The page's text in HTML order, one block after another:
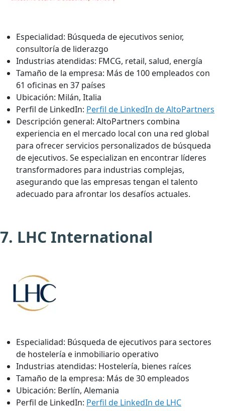
Especialidad: Búsqueda de ejecutivos senior,
consultoría de liderazgo
Industrias atendidas: FMCG, retail, salud, energía
Tamaño de la empresa: Más de 100 empleados con
61 oficinas en 37 países
Ubicación: Milán, Italia
Perfil de LinkedIn: Perfil de LinkedIn de AltoPartners
Descripción general: AltoPartners combina
experiencia en el mercado local con una red global
para ofrecer servicios personalizados de búsqueda
de ejecutivos. Se especializan en encontrar líderes
transformadores para industrias complejas,
asegurando que las empresas tengan el talento
adecuado para afrontar los desafíos actuales.
7. LHC International
Especialidad: Búsqueda de ejecutivos para sectores
de hostelería e inmobiliario operativo
Industrias atendidas: Hostelería, bienes raíces
Tamaño de la empresa: Más de 30 empleados
Ubicación: Berlín, Alemania
Perfil de LinkedIn: Perfil de LinkedIn de LHC